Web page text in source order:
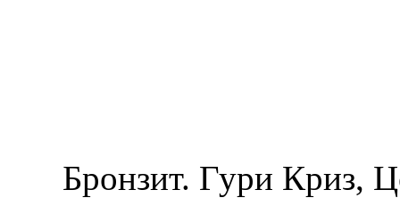
Бронзит. Гури Криз,